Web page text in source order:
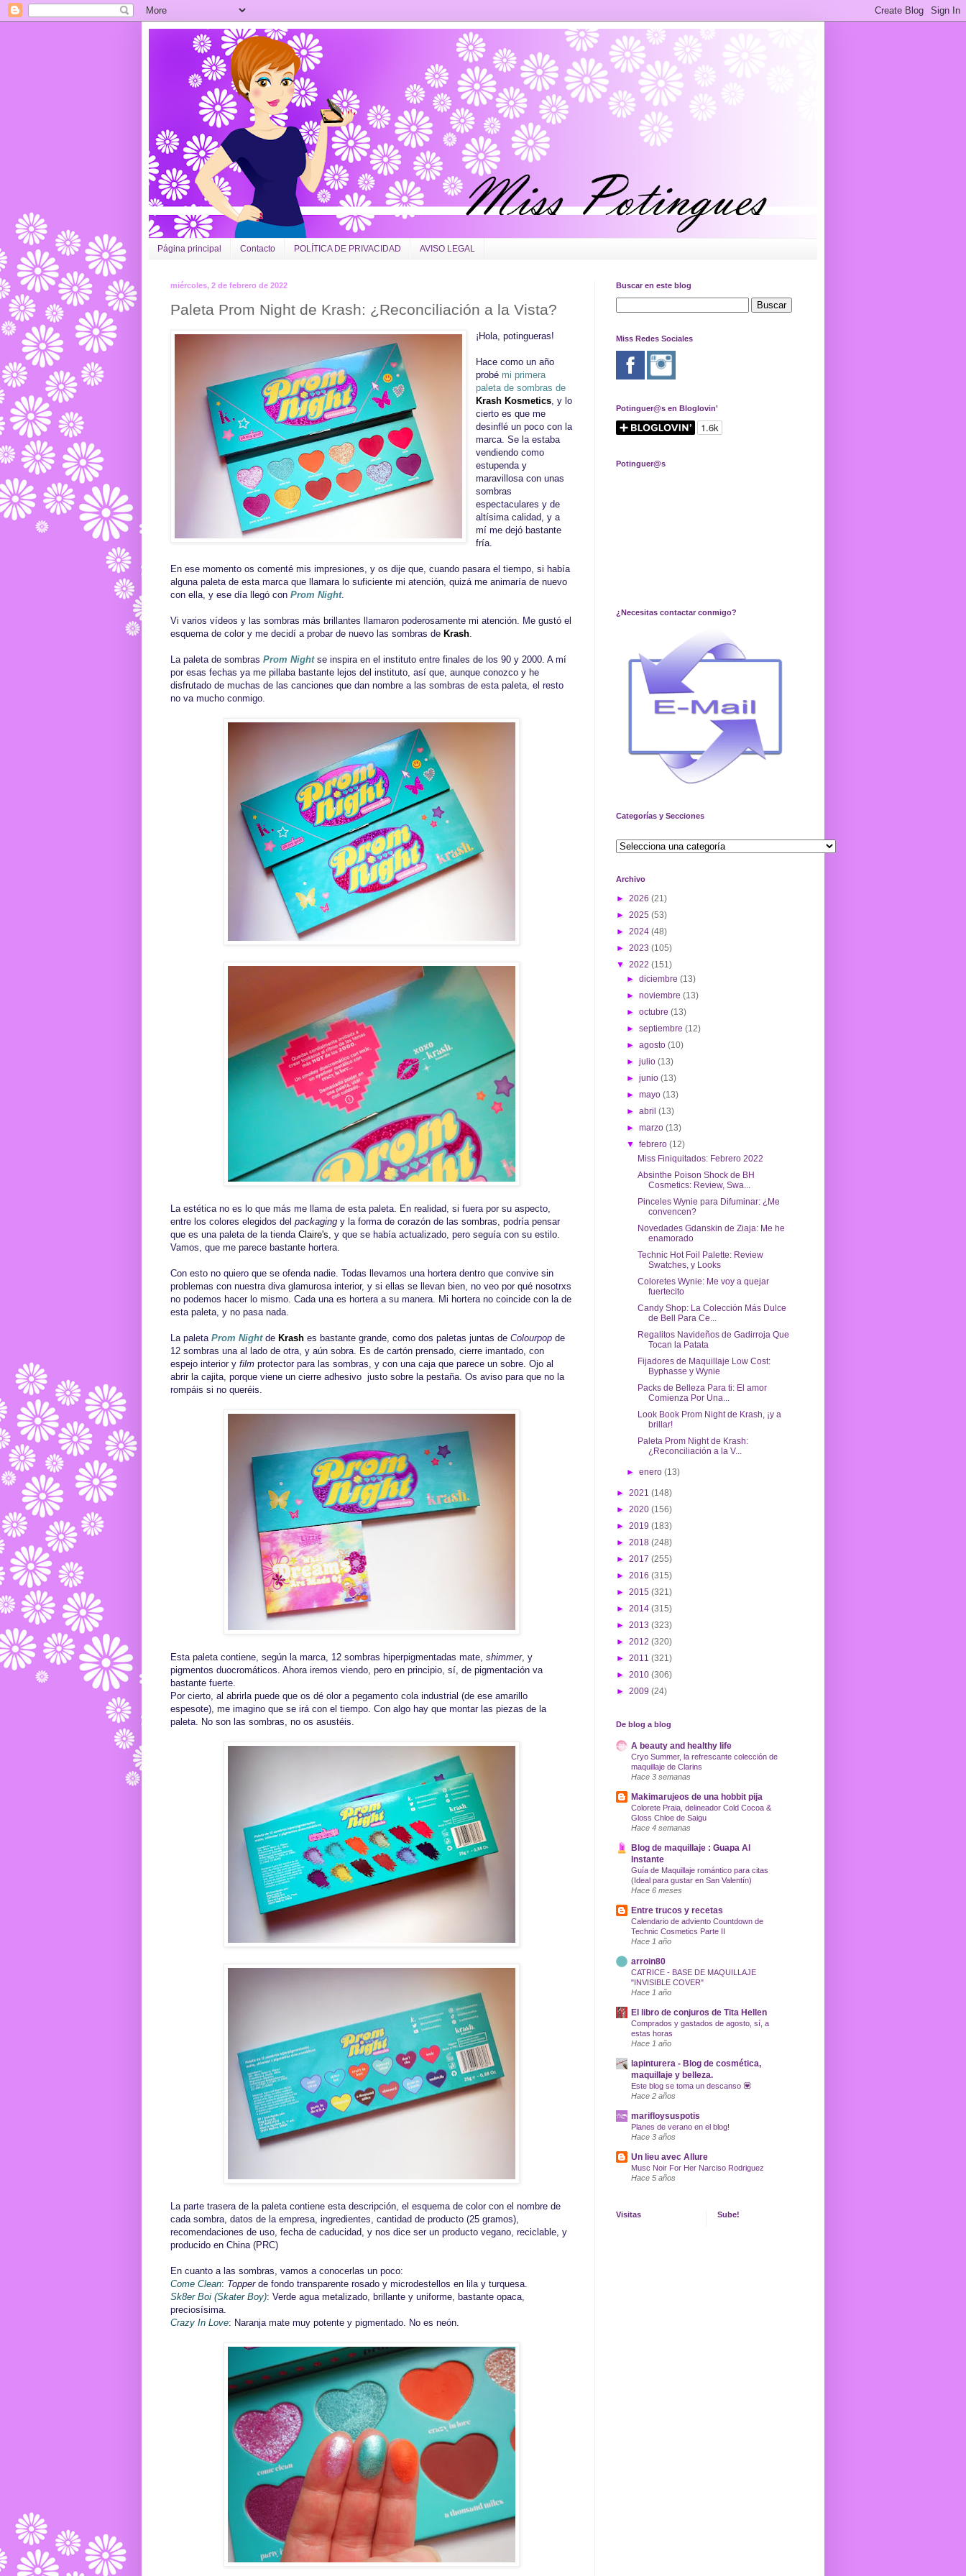
Página principal Contacto POLÍTICA DE PRIVACIDAD AVISO LEGAL
miércoles, 2 de febrero de 2022
Paleta Prom Night de Krash: ¿Reconciliación a la Vista?
¡Hola, potingueras!
Hace como un año
probé mi primera
paleta de sombras de
Krash Kosmetics, y lo
cierto es que me
desinflé un poco con la
marca. Se la estaba
vendiendo como
estupenda y
maravillosa con unas
sombras
espectaculares y de
altísima calidad, y a
mí me dejó bastante
fría.
En ese momento os comenté mis impresiones, y os dije que, cuando pasara el tiempo, si había
alguna paleta de esta marca que llamara lo suficiente mi atención, quizá me animaría de nuevo
con ella, y ese día llegó con Prom Night.
Vi varios vídeos y las sombras más brillantes llamaron poderosamente mi atención. Me gustó el
esquema de color y me decidí a probar de nuevo las sombras de Krash.
La paleta de sombras Prom Nightse inspira en el instituto entre finales de los 90 y 2000. A mí
por esas fechas ya me pillaba bastante lejos del instituto, así que, aunque conozco y he
disfrutado de muchas de las canciones que dan nombre a las sombras de esta paleta, el resto
no va mucho conmigo.
La estética no es lo que más me llama de esta paleta. En realidad, si fuera por su aspecto,
entre los colores elegidos del packaging y la forma de corazón de las sombras, podría pensar
que es una paleta de la tienda Claire's, y que se había actualizado, pero seguía con su estilo.
Vamos, que me parece bastante hortera.
Con esto no quiero que se ofenda nadie. Todas llevamos una hortera dentro que convive sin
problemas con nuestra diva glamurosa interior, y si ellas se llevan bien, no veo por qué nosotrxs
no podemos hacer lo mismo. Cada una es hortera a su manera. Mi hortera no coincide con la de
esta paleta, y no pasa nada.
La paleta Prom Nightde Krash es bastante grande, como dos paletas juntas de Colourpop de
12 sombras una al lado de otra, y aún sobra. Es de cartón prensado, cierre imantado, con
espejo interior y film protector para las sombras, y con una caja que parece un sobre. Ojo al
abrir la cajita, porque viene un cierre adhesivo justo sobre la pestaña. Os aviso para que no la
rompáis si no queréis.
Esta paleta contiene, según la marca, 12 sombras hiperpigmentadas mate, shimmer, y
pigmentos duocromáticos. Ahora iremos viendo, pero en principio, sí, de pigmentación va
bastante fuerte.
Por cierto, al abrirla puede que os dé olor a pegamento cola industrial (de ese amarillo
espesote), me imagino que se irá con el tiempo. Con algo hay que montar las piezas de la
paleta. No son las sombras, no os asustéis.
La parte trasera de la paleta contiene esta descripción, el esquema de color con el nombre de
cada sombra, datos de la empresa, ingredientes, cantidad de producto (25 gramos),
recomendaciones de uso, fecha de caducidad, y nos dice ser un producto vegano, reciclable, y
producido en China (PRC)
En cuanto a las sombras, vamos a conocerlas un poco:
Come Clean: Topperde fondo transparente rosado y microdestellos en lila y turquesa.
Sk8er Boi (Skater Boy): Verde agua metalizado, brillante y uniforme, bastante opaca,
preciosísima.
Crazy In Love: Naranja mate muy potente y pigmentado. No es neón.
Buscar en este blog
Miss Redes Sociales
Potinguer@s en Bloglovin'
Potinguer@s
¿Necesitas contactar conmigo?
Categorías y Secciones
Archivo
► 2026 (21)
► 2025 (53)
► 2024 (48)
► 2023 (105)
▼ 2022 (151)
►diciembre(13)
►noviembre(13)
►octubre(13)
►septiembre(12)
►agosto(10)
►julio(13)
►junio(13)
►mayo(13)
►abril(13)
►marzo(13)
▼febrero(12)
Miss Finiquitados: Febrero 2022
Absinthe Poison Shock de BH
Cosmetics: Review, Swa...
Pinceles Wynie para Difuminar: ¿Me
convencen?
Novedades Gdanskin de Ziaja: Me he
enamorado
Technic Hot Foil Palette: Review
Swatches, y Looks
Coloretes Wynie: Me voy a quejar
fuertecito
Candy Shop: La Colección Más Dulce
de Bell Para Ce...
Regalitos Navideños de Gadirroja Que
Tocan la Patata
Fijadores de Maquillaje Low Cost:
Byphasse y Wynie
Packs de Belleza Para ti: El amor
Comienza Por Una...
Look Book Prom Night de Krash, ¡y a
brillar!
Paleta Prom Night de Krash:
¿Reconciliación a la V...
►enero(13)
► 2021 (148)
► 2020 (156)
► 2019 (183)
► 2018 (248)
► 2017 (255)
► 2016 (315)
► 2015 (321)
► 2014 (315)
► 2013 (323)
► 2012 (320)
► 2011 (321)
► 2010 (306)
► 2009 (24)
De blog a blog
A beauty and healthy life
Cryo Summer, la refrescante colección de
maquillaje de Clarins
Hace 3 semanas
Makimarujeos de una hobbit pija
Colorete Praia, delineador Cold Cocoa &
Gloss Chloe de Saigu
Hace 4 semanas
Blog de maquillaje : Guapa Al
Instante
Guía de Maquillaje romántico para citas
(Ideal para gustar en San Valentín)
Hace 6 meses
Entre trucos y recetas
Calendario de adviento Countdown de
Technic Cosmetics Parte II
Hace 1 año
arroin80
CATRICE - BASE DE MAQUILLAJE
"INVISIBLE COVER"
Hace 1 año
El libro de conjuros de Tita Hellen
Comprados y gastados de agosto, sí, a
estas horas
Hace 1 año
lapinturera - Blog de cosmética,
maquillaje y belleza.
Este blog se toma un descanso 💟
Hace 2 años
marifloysuspotis
Planes de verano en el blog!
Hace 3 años
Un lieu avec Allure
Musc Noir For Her Narciso Rodriguez
Hace 5 años
Visitas Sube!